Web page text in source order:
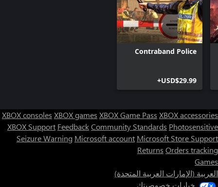
Contraband Police
USD$29.99+
XBOX consoles XBOX games XBOX Game Pass XBOX accessories
XBOX Support FeedbackCommunity Standards Photosensitive
Seizure Warning Microsoft account Microsoft Store Support
Returns Orders tracking
Games
العربية (الإمارات العربية المتحدة)
خيارات خصوصيتك